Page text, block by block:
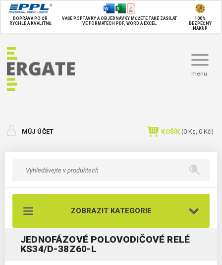
DOPRAVA PO ČR
RYCHLE A KVALITNĚ
VAŠE POPTÁVKY A OBJEDNÁVKY MŮŽETE TAKÉ ZASÍLAT
VE FORMÁTECH PDF, WORD A EXCEL
100%
BEZPEČNÝ
NÁKUP
menu
MŮJ ÚČET KOŠÍK (0 Ks, 0 Kč)
ZOBRAZIT KATEGORIE
JEDNOFÁZOVÉ POLOVODIČOVÉ RELÉ
KS34/D-38Z60-L